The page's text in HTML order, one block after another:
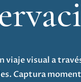
viaje visual a
Captura